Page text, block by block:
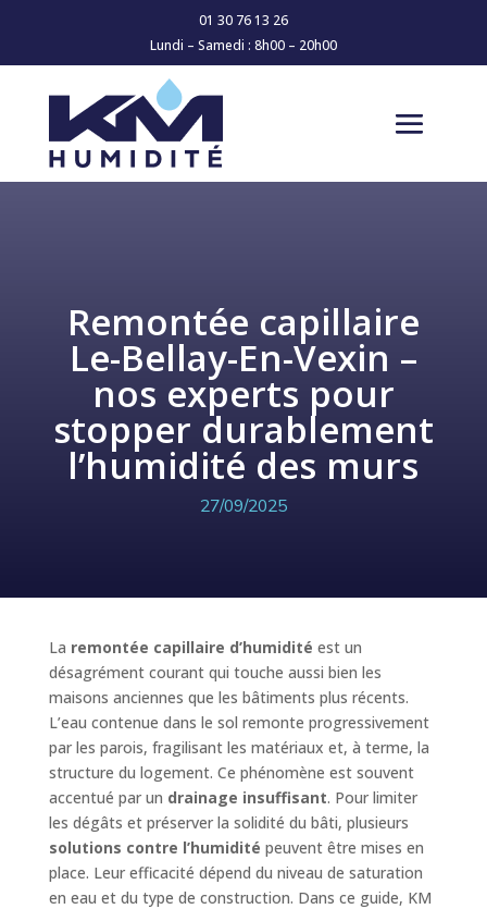
01 30 76 13 26
Lundi – Samedi : 8h00 – 20h00
Remontée capillaire
Le-Bellay-En-Vexin –
nos experts pour
stopper durablement
l’humidité des murs
27/09/2025
La remontée capillaire d’humidité est un
désagrément courant qui touche aussi bien les
maisons anciennes que les bâtiments plus récents.
L’eau contenue dans le sol remonte progressivement
par les parois, fragilisant les matériaux et, à terme, la
structure du logement. Ce phénomène est souvent
accentué par un drainage insuffisant. Pour limiter
les dégâts et préserver la solidité du bâti, plusieurs
solutions contre l’humidité peuvent être mises en
place. Leur efficacité dépend du niveau de saturation
en eau et du type de construction. Dans ce guide, KM